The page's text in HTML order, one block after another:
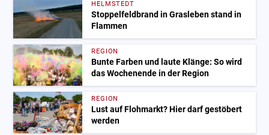
HELMSTEDT
Stoppelfeldbrand in Grasleben stand in
Flammen
REGION
Bunte Farben und laute Klänge: So wird
das Wochenende in der Region
REGION
Lust auf Flohmarkt? Hier darf gestöbert
werden